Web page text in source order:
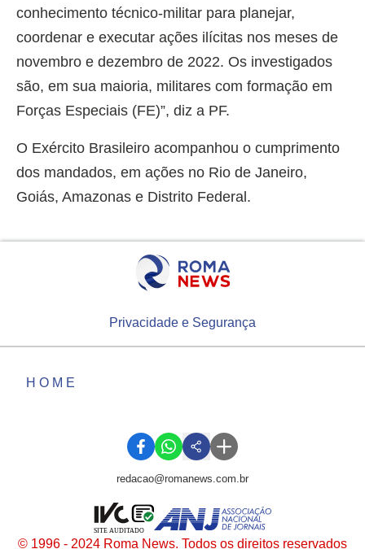
conhecimento técnico-militar para planejar,
coordenar e executar ações ilícitas nos meses de
novembro e dezembro de 2022. Os investigados
são, em sua maioria, militares com formação em
Forças Especiais (FE)”, diz a PF.
O Exército Brasileiro acompanhou o cumprimento
dos mandados, em ações no Rio de Janeiro,
Goiás, Amazonas e Distrito Federal.
Privacidade e Segurança
HOME
redacao@romanews.com.br
© 1996 - 2024 Roma News. Todos os direitos reservados
SITE AUDITADO